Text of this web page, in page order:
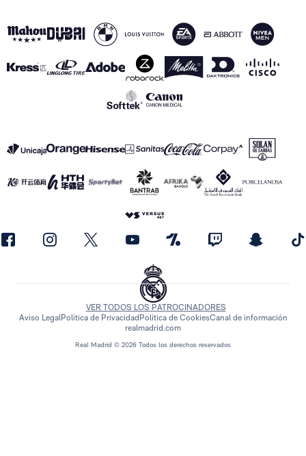
Real Madrid © 2026 Todos los derechos reservados
VER TODOS LOS PATROCINADORES
Aviso LegalPolítica de Privacidad Política de CookiesCanal de información
realmadrid.com